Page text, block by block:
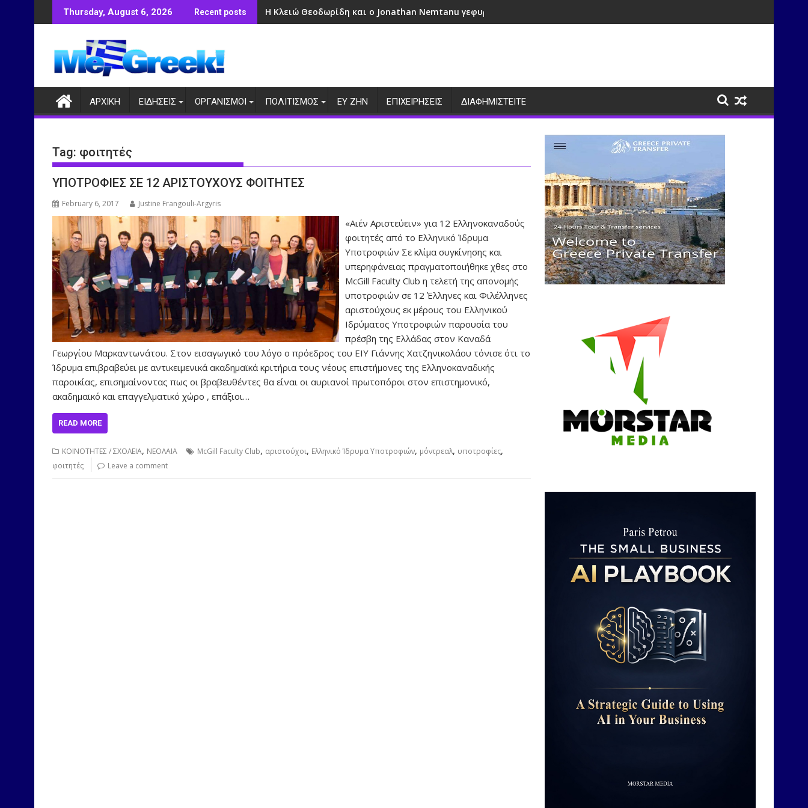
to
Thursday, August 6, 2026 Recent posts Η Κλειώ Θεοδωρίδη και ο Jonathan Nemtanu γεφυρώνουν πολιτισμούς μέσα από τη μουσική
ΑΡΧΙΚΗ ΕΙΔΗΣΕΙΣ ΟΡΓΑΝΙΣΜΟΙ ΠΟΛΙΤΙΣΜΟΣ ΕΥ ΖΗΝ ΕΠΙΧΕΙΡΗΣΕΙΣ ΔΙΑΦΗΜΙΣΤΕΙΤΕ
Tag: φοιτητές
ΥΠΟΤΡΟΦΙΕΣ ΣΕ 12 ΑΡΙΣΤΟΥΧΟΥΣ ΦΟΙΤΗΤΕΣ
February 6, 2017 Justine Frangouli-Argyris
«Αιέν Αριστεύειν» για 12 Ελληνοκαναδούς
φοιτητές από το Ελληνικό Ίδρυμα
Υποτροφιών Σε κλίμα συγκίνησης και
υπερηφάνειας πραγματοποιήθηκε χθες στο
McGill Faculty Club η τελετή της απονομής
υποτροφιών σε 12 Έλληνες και Φιλέλληνες
αριστούχους εκ μέρους του Ελληνικού
Ιδρύματος Υποτροφιών παρουσία του
πρέσβη της Ελλάδας στον Καναδά
Γεωργίου Μαρκαντωνάτου. Στον εισαγωγικό του λόγο ο πρόεδρος του ΕΙΥ Γιάννης Χατζηνικολάου τόνισε ότι το
Ίδρυμα επιβραβεύει με αντικειμενικά ακαδημαϊκά κριτήρια τους νέους επιστήμονες της Ελληνοκαναδικής
παροικίας, επισημαίνοντας πως οι βραβευθέντες θα είναι οι αυριανοί πρωτοπόροι στον επιστημονικό,
ακαδημαϊκό και επαγγελματικό χώρο , επάξιοι…
READ MORE
ΚΟΙΝΟΤΗΤΕΣ / ΣΧΟΛΕΙΑ, ΝΕΟΛΑΙΑ McGill Faculty Club, αριστούχοι, Ελληνικό Ίδρυμα Υποτροφιών, μόντρεαλ, υποτροφίες,
φοιτητές Leave a comment